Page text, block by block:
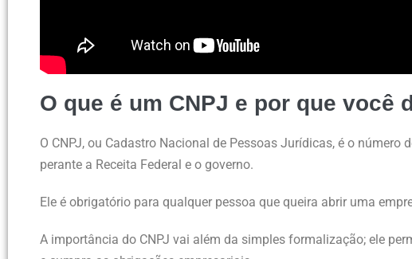
O que é um CNPJ e por que você
O CNPJ, ou Cadastro Nacional de Pessoas Jurídicas, é o número
perante a Receita Federal e o governo.
Ele é obrigatório para qualquer pessoa que queira abrir uma
A importância do CNPJ vai além da simples formalização; ele